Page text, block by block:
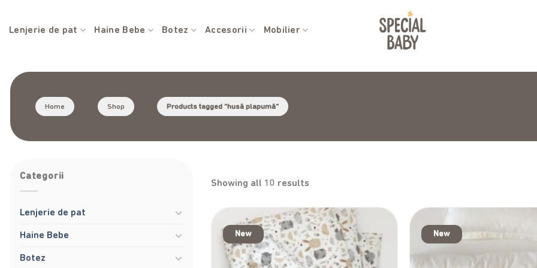
content
Lenjerie de pat Haine Bebe Botez Accesorii Mobilier
Home Shop Products tagged “husă plapumă”
Categorii
Lenjerie de pat
Haine Bebe
Botez
Showing all 10 results
New New